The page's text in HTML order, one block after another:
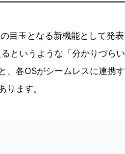
目玉となる新機能として発表
というような「分かりづら
、各OSがシームレスに連携
ります。